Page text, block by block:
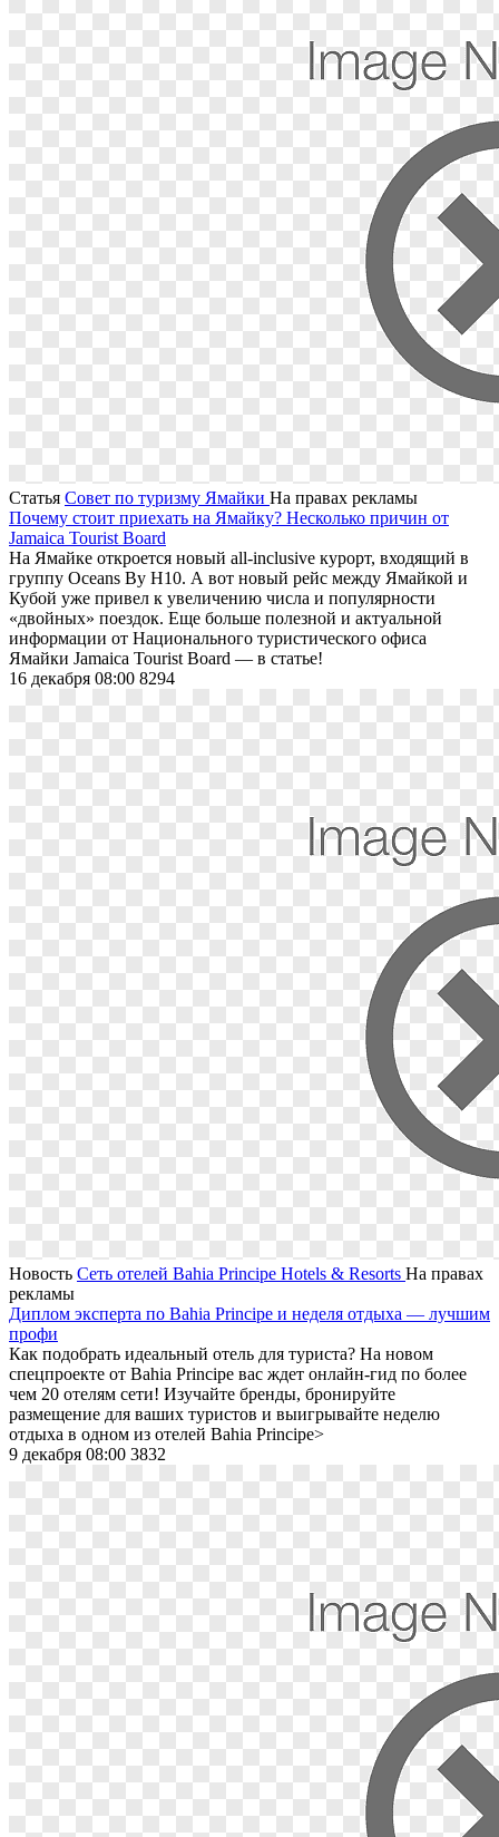
Статья Совет по туризму Ямайки На правах рекламы
Почему стоит приехать на Ямайку? Несколько причин от
Jamaica Tourist Board
На Ямайке откроется новый all-inclusive курорт, входящий в
группу Oceans By H10. А вот новый рейс между Ямайкой и
Кубой уже привел к увеличению числа и популярности
«двойных» поездок. Еще больше полезной и актуальной
информации от Национального туристического офиса
Ямайки Jamaica Tourist Board — в статье!
16 декабря 08:00 8294
Новость Сеть отелей Bahia Principe Hotels & Resorts На правах
рекламы
Диплом эксперта по Bahia Principe и неделя отдыха — лучшим
профи
Как подобрать идеальный отель для туриста? На новом
спецпроекте от Bahia Principe вас ждет онлайн-гид по более
чем 20 отелям сети! Изучайте бренды, бронируйте
размещение для ваших туристов и выигрывайте неделю
отдыха в одном из отелей Bahia Principe>
9 декабря 08:00 3832